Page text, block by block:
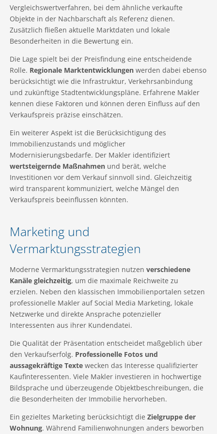
Vergleichswertverfahren, bei dem ähnliche verkaufte
Objekte in der Nachbarschaft als Referenz dienen.
Zusätzlich fließen aktuelle Marktdaten und lokale
Besonderheiten in die Bewertung ein.
Die Lage spielt bei der Preisfindung eine entscheidende
Rolle. Regionale Marktentwicklungen werden dabei ebenso
berücksichtigt wie die Infrastruktur, Verkehrsanbindung
und zukünftige Stadtentwicklungspläne. Erfahrene Makler
kennen diese Faktoren und können deren Einfluss auf den
Verkaufspreis präzise einschätzen.
Ein weiterer Aspekt ist die Berücksichtigung des
Immobilienzustands und möglicher
Modernisierungsbedarfe. Der Makler identifiziert
wertsteigernde Maßnahmen und berät, welche
Investitionen vor dem Verkauf sinnvoll sind. Gleichzeitig
wird transparent kommuniziert, welche Mängel den
Verkaufspreis beeinflussen könnten.
Marketing und
Vermarktungsstrategien
Moderne Vermarktungsstrategien nutzen verschiedene
Kanäle gleichzeitig, um die maximale Reichweite zu
erzielen. Neben den klassischen Immobilienportalen setzen
professionelle Makler auf Social Media Marketing, lokale
Netzwerke und direkte Ansprache potenzieller
Interessenten aus ihrer Kundendatei.
Die Qualität der Präsentation entscheidet maßgeblich über
den Verkaufserfolg. Professionelle Fotos und
aussagekräftige Texte wecken das Interesse qualifizierter
Kaufinteressenten. Viele Makler investieren in hochwertige
Bildsprache und überzeugende Objektbeschreibungen, die
die Besonderheiten der Immobilie hervorheben.
Ein gezieltes Marketing berücksichtigt die Zielgruppe der
Wohnung. Während Familienwohnungen anders beworben